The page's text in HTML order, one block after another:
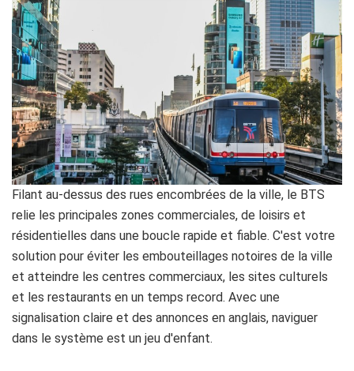
Filant au-dessus des rues encombrées de la ville, le BTS
relie les principales zones commerciales, de loisirs et
résidentielles dans une boucle rapide et fiable. C'est votre
solution pour éviter les embouteillages notoires de la ville
et atteindre les centres commerciaux, les sites culturels
et les restaurants en un temps record. Avec une
signalisation claire et des annonces en anglais, naviguer
dans le système est un jeu d'enfant.